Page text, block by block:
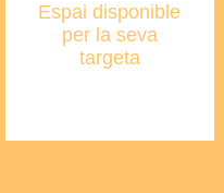
Espai disponible
per la seva
targeta